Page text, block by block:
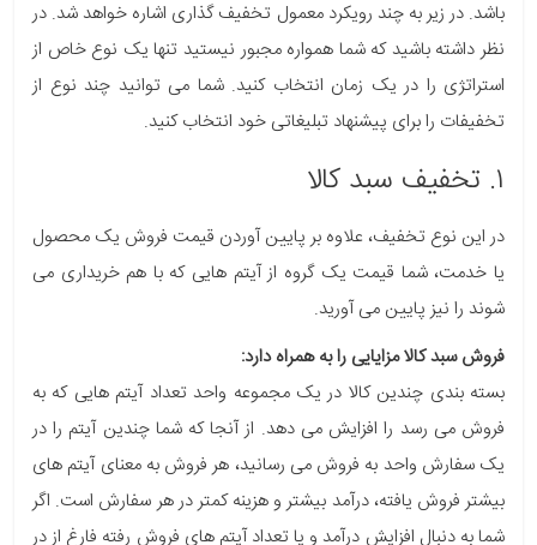
باشد. در زیر به چند رویکرد معمول تخفیف گذاری اشاره خواهد شد. در
نظر داشته باشید که شما همواره مجبور نیستید تنها یک نوع خاص از
استراتژی را در یک زمان انتخاب کنید. شما می توانید چند نوع از
تخفیفات را برای پیشنهاد تبلیغاتی خود انتخاب کنید.
۱. تخفیف سبد کالا
در این نوع تخفیف، علاوه بر پایین آوردن قیمت فروش یک محصول
یا خدمت، شما قیمت یک گروه از آیتم هایی که با هم خریداری می
شوند را نیز پایین می آورید.
فروش سبد کالا مزایایی را به همراه دارد:
بسته بندی چندین کالا در یک مجموعه واحد تعداد آیتم هایی که به
فروش می رسد را افزایش می دهد. از آنجا که شما چندین آیتم را در
یک سفارش واحد به فروش می رسانید، هر فروش به معنای آیتم های
بیشتر فروش یافته، درآمد بیشتر و هزینه کمتر در هر سفارش است. اگر
شما به دنبال افزایش درآمد و یا تعداد آیتم های فروش رفته فارغ از در